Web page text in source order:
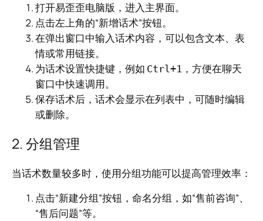
打开易歪歪电脑版，进入主界面。
点击左上角的“新增话术”按钮。
在弹出窗口中输入话术内容，可以包含文本、表
情或常用链接。
为话术设置快捷键，例如 Ctrl+1 ，方便在聊天
窗口中快速调用。
保存话术后，话术会显示在列表中，可随时编辑
或删除。
2. 分组管理
当话术数量较多时，使用分组功能可以提高管理效率：
点击“新建分组”按钮，命名分组，如“售前咨询”、
“售后问题”等。